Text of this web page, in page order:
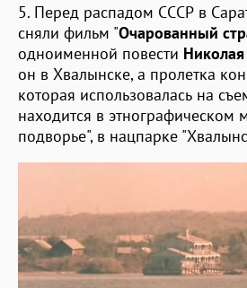
5. Перед распадом СССР в
сняли фильм "Очарованный
одноименной повести
он в Хвалынске, а пролетка
которая использовалась на
находится в этнографическом
подворье", в нацпарке